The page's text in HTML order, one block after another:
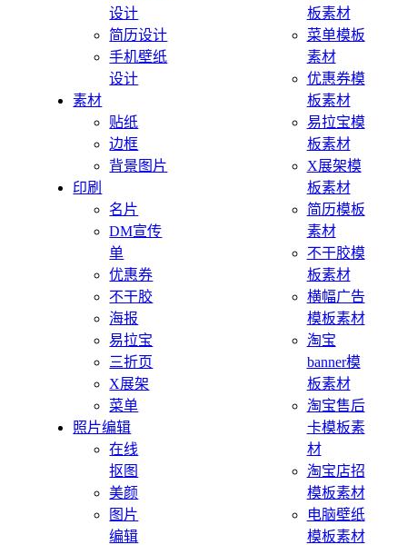
设计
简历设计
手机壁纸
设计
素材
贴纸
边框
背景图片
印刷
名片
DM宣传
单
优惠券
不干胶
海报
易拉宝
三折页
X展架
菜单
照片编辑
在线
抠图
美颜
图片
编辑
板素材
菜单模板
素材
优惠券模
板素材
易拉宝模
板素材
X展架模
板素材
简历模板
素材
不干胶模
板素材
横幅广告
模板素材
淘宝
banner模
板素材
淘宝售后
卡模板素
材
淘宝店招
模板素材
电脑壁纸
模板素材